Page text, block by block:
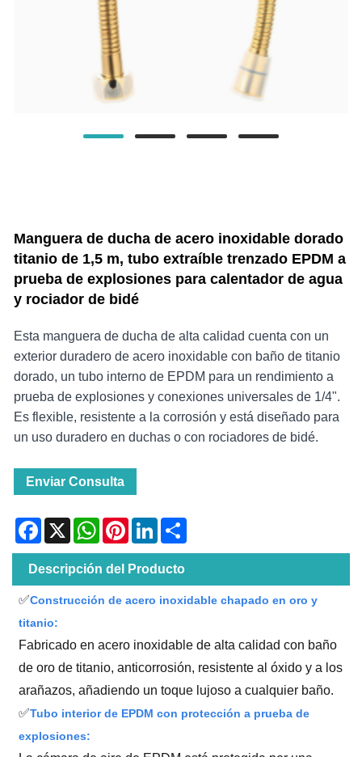
Manguera de ducha de acero inoxidable dorado
titanio de 1,5 m, tubo extraíble trenzado EPDM a
prueba de explosiones para calentador de agua
y rociador de bidé
Esta manguera de ducha de alta calidad cuenta con un
exterior duradero de acero inoxidable con baño de titanio
dorado, un tubo interno de EPDM para un rendimiento a
prueba de explosiones y conexiones universales de 1/4".
Es flexible, resistente a la corrosión y está diseñado para
un uso duradero en duchas o con rociadores de bidé.
Enviar Consulta
Facebook
X WhatsAppPinterestLinkedIn
Descripción del Producto
✅Construcción de acero inoxidable chapado en oro y
titanio:
Fabricado en acero inoxidable de alta calidad con baño
de oro de titanio, anticorrosión, resistente al óxido y a los
arañazos, añadiendo un toque lujoso a cualquier baño.
✅Tubo interior de EPDM con protección a prueba de
explosiones: